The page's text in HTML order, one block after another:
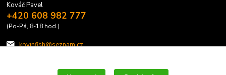
Kováč Pavel
+420 608 982 777
(Po-Pá, 8-18 hod.)
kovinfish@seznam.cz